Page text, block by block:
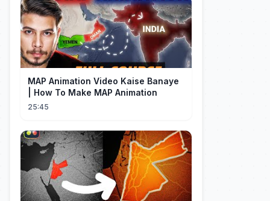
MAP Animation Video Kaise Banaye
| How To Make MAP Animation
25:45